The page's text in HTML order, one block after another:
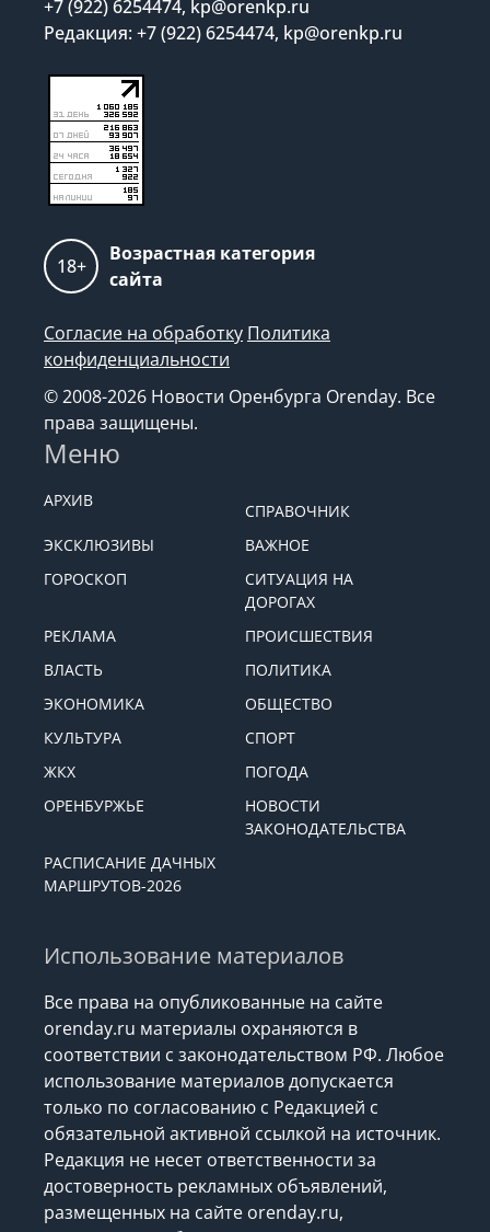
+7 (922) 6254474, kp@orenkp.ru
Редакция: +7 (922) 6254474, kp@orenkp.ru
18+
Возрастная категория
сайта
Согласие на обработку Политика
конфиденциальности
© 2008-2026 Новости Оренбурга Orenday. Все
права защищены.
Меню
АРХИВ
СПРАВОЧНИК
ЭКСКЛЮЗИВЫ
ВАЖНОЕ
ГОРОСКОП
СИТУАЦИЯ НА
ДОРОГАХ
РЕКЛАМА
ПРОИСШЕСТВИЯ
ВЛАСТЬ
ПОЛИТИКА
ЭКОНОМИКА
ОБЩЕСТВО
КУЛЬТУРА
СПОРТ
ЖКХ
ПОГОДА
ОРЕНБУРЖЬЕ
НОВОСТИ
ЗАКОНОДАТЕЛЬСТВА
РАСПИСАНИЕ ДАЧНЫХ
МАРШРУТОВ-2026
Использование материалов
Все права на опубликованные на сайте
orenday.ru материалы охраняются в
соответствии с законодательством РФ. Любое
использование материалов допускается
только по согласованию с Редакцией с
обязательной активной ссылкой на источник.
Редакция не несет ответственности за
достоверность рекламных объявлений,
размещенных на сайте orenday.ru,